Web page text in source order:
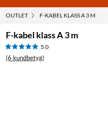
OUTLET F-KABEL KLASS A 3 M
F-kabel klass A 3 m
5.0
(6 kundbetyg)